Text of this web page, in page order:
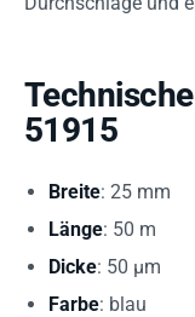
51915
Breite: 25 mm
Länge: 50 m
Dicke: 50 µm
Farbe: blau